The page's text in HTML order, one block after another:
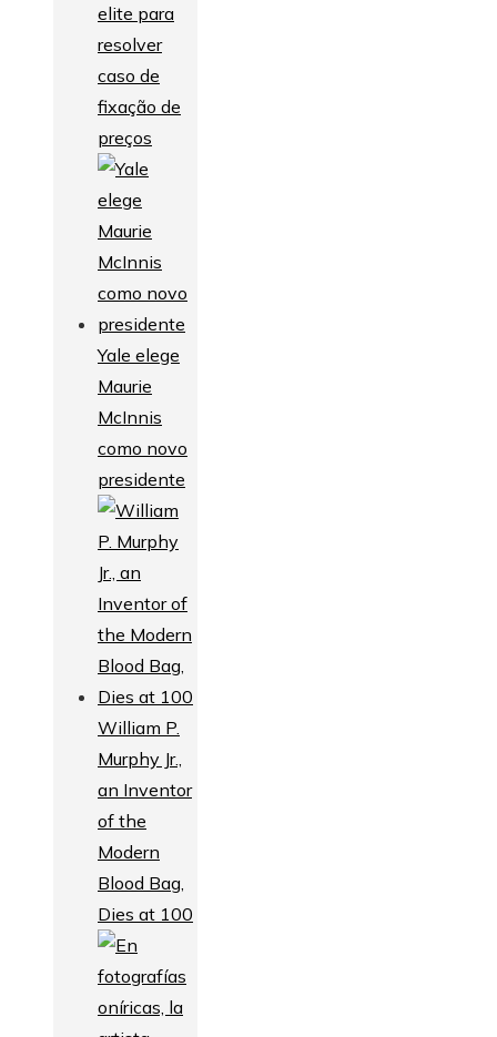
elite para
resolver
caso de
fixação de
preços
Yale elege
Maurie
McInnis
como novo
presidente
William P.
Murphy Jr.,
an Inventor
of the
Modern
Blood Bag,
Dies at 100